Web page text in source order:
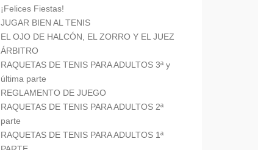
¡Felices Fiestas!
JUGAR BIEN AL TENIS
EL OJO DE HALCÓN, EL ZORRO Y EL JUEZ
ÁRBITRO
RAQUETAS DE TENIS PARA ADULTOS 3ª y
última parte
REGLAMENTO DE JUEGO
RAQUETAS DE TENIS PARA ADULTOS 2ª
parte
RAQUETAS DE TENIS PARA ADULTOS 1ª